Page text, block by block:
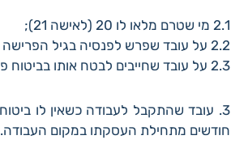
2.1 מי שטרם מלאו לו 20 (לאישה 21);
2.2 על עובד שפרש לפנסיה בגיל הפרישה שלו ומקבל קצבה;
2.3 על עובד שחייבים לבטח אותו בביטוח פנסיוני אחר מכח הסכם קיבוצי/צו הרחבה/הסכם אישי/נוהג וכו';
חודשים מתחילת העסקתו במקום העבודה.